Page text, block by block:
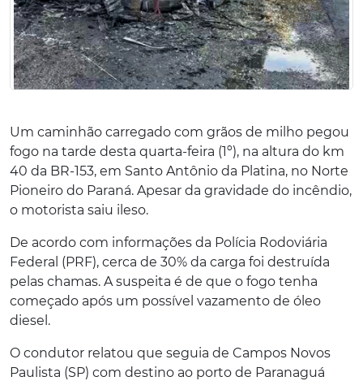
Um caminhão carregado com grãos de milho pegou
fogo na tarde desta quarta-feira (1º), na altura do km
40 da BR-153, em Santo Antônio da Platina, no Norte
Pioneiro do Paraná. Apesar da gravidade do incêndio,
o motorista saiu ileso.
De acordo com informações da Polícia Rodoviária
Federal (PRF), cerca de 30% da carga foi destruída
pelas chamas. A suspeita é de que o fogo tenha
começado após um possível vazamento de óleo
diesel.
O condutor relatou que seguia de Campos Novos
Paulista (SP) com destino ao porto de Paranaguá